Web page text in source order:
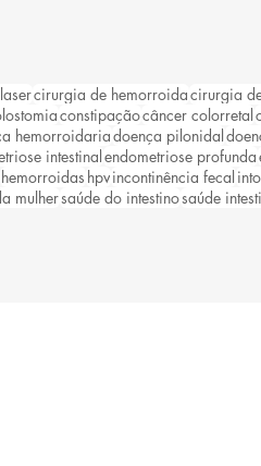
cirurgia de hemorroidacirurgia
constipaçãocâncer colorretal
hemorroidariadoença pilonidal
intestinalendometriose profunda
hemorroidas hpvincontinência fecal
mulhersaúde do intestinosaúde